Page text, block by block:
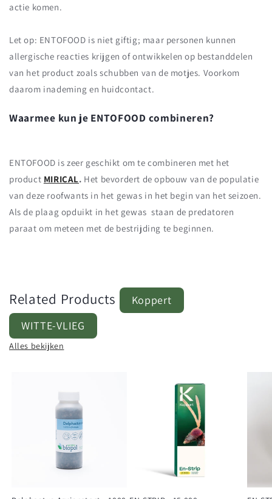
actie komen.
Let op: ENTOFOOD is niet giftig; maar personen kunnen
allergische reacties krijgen of ontwikkelen op bestanddelen
van het product zoals schubben van de motjes. Voorkom
daarom inademing en huidcontact.
Waarmee kun je ENTOFOOD combineren?
ENTOFOOD is zeer geschikt om te combineren met het
product MIRICAL. Het bevordert de opbouw van de populatie
van deze roofwants in het gewas in het begin van het seizoen.
Als de plaag opduikt in het gewas staan de predatoren
paraat om meteen met de bestrijding te beginnen.
Related Products
Koppert
WITTE-VLIEG
Alles bekijken